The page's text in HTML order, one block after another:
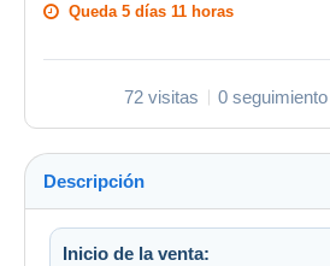
Queda 5 días 11 horas
72 visitas 0 seguimiento
Descripción
Inicio de la venta: